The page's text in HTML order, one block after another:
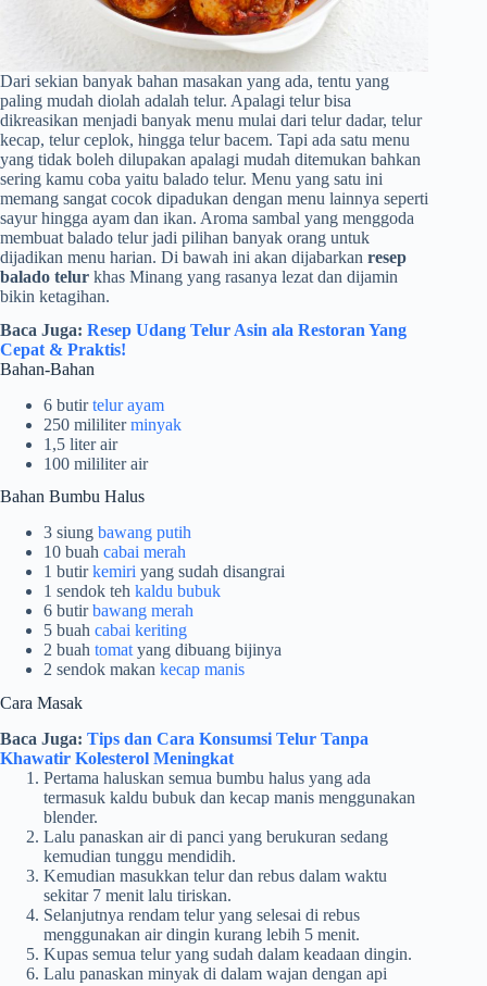
Dari sekian banyak bahan masakan yang ada, tentu yang
paling mudah diolah adalah telur. Apalagi telur bisa
dikreasikan menjadi banyak menu mulai dari telur dadar, telur
kecap, telur ceplok, hingga telur bacem. Tapi ada satu menu
yang tidak boleh dilupakan apalagi mudah ditemukan bahkan
sering kamu coba yaitu balado telur. Menu yang satu ini
memang sangat cocok dipadukan dengan menu lainnya seperti
sayur hingga ayam dan ikan. Aroma sambal yang menggoda
membuat balado telur jadi pilihan banyak orang untuk
dijadikan menu harian. Di bawah ini akan dijabarkan resep
balado telur khas Minang yang rasanya lezat dan dijamin
bikin ketagihan.
Baca Juga: Resep Udang Telur Asin ala Restoran Yang
Cepat & Praktis!
Bahan-Bahan
6 butirtelur ayam
250 mililiterminyak
1,5 liter air
100 mililiter air
Bahan Bumbu Halus
3 siung bawang putih
10 buah cabai merah
1 butirkemiri yang sudah disangrai
1 sendok teh kaldu bubuk
6 butirbawang merah
5 buah cabai keriting
2 buah tomat yang dibuang bijinya
2 sendok makan kecap manis
Cara Masak
Baca Juga: Tips dan Cara Konsumsi Telur Tanpa
Khawatir Kolesterol Meningkat
Pertama haluskan semua bumbu halus yang ada
termasuk kaldu bubuk dan kecap manis menggunakan
blender.
Lalu panaskan air di panci yang berukuran sedang
kemudian tunggu mendidih.
Kemudian masukkan telur dan rebus dalam waktu
sekitar 7 menit lalu tiriskan.
Selanjutnya rendam telur yang selesai di rebus
menggunakan air dingin kurang lebih 5 menit.
Kupas semua telur yang sudah dalam keadaan dingin.
Lalu panaskan minyak di dalam wajan dengan api